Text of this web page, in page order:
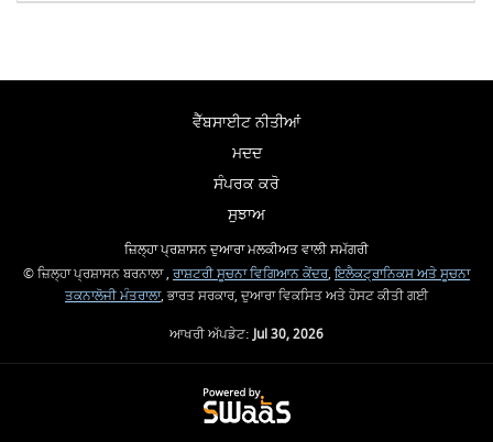
ਵੈੱਬਸਾਈਟ ਨੀਤੀਆਂ
ਮਦਦ
ਸੰਪਰਕ ਕਰੋ
ਸੁਝਾਅ
ਜ਼ਿਲ੍ਹਾ ਪ੍ਰਸ਼ਾਸਨ ਦੁਆਰਾ ਮਲਕੀਅਤ ਵਾਲੀ ਸਮੱਗਰੀ
© ਜ਼ਿਲ੍ਹਾ ਪ੍ਰਸ਼ਾਸਨ ਬਰਨਾਲਾ , ਰਾਸ਼ਟਰੀ ਸੂਚਨਾ ਵਿਗਿਆਨ ਕੇਂਦਰ,ਇਲੈਕਟ੍ਰਾਨਿਕਸ ਅਤੇ ਸੂਚਨਾ
ਤਕਨਾਲੋਜੀ ਮੰਤਰਾਲਾ, ਭਾਰਤ ਸਰਕਾਰ, ਦੁਆਰਾ ਵਿਕਸਿਤ ਅਤੇ ਹੋਸਟ ਕੀਤੀ ਗਈ
ਆਖਰੀ ਅੱਪਡੇਟ:Jul 30, 2026